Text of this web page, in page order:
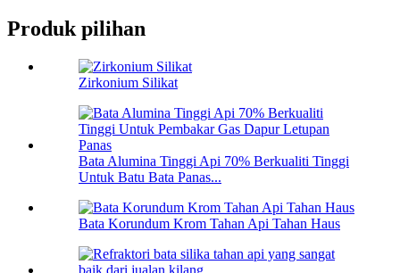
Produk pilihan
Zirkonium Silikat
Bata Alumina Tinggi Api 70% Berkualiti Tinggi
Untuk Batu Bata Panas...
Bata Korundum Krom Tahan Api Tahan Haus